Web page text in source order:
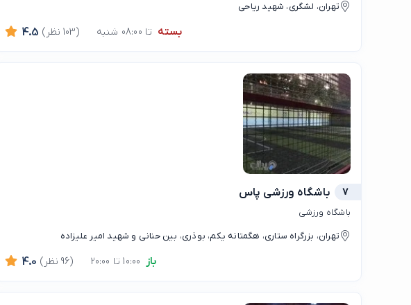
تهران، لشگری، شهید ریاحی
بسته تا 08:00 شنبه 4.5 (103 نظر)
7 باشگاه ورزشی پاس
باشگاه ورزشی
تهران، بزرگراه ستاری، هگمتانه یکم، بوذری، بین حنانی و شهید امیر علیزاده
باز 4.0 (96 نظر)